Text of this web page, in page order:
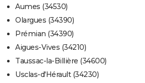
Aumes (34530)
Olargues (34390)
Prémian (34390)
Aigues-Vives (34210)
Taussac-la-Billière (34600)
Usclas-d'Hérault (34230)